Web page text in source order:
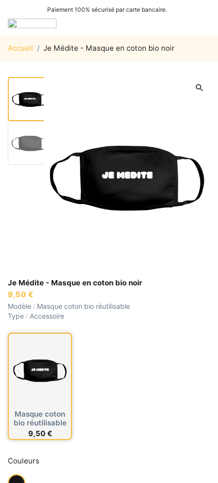
Paiement 100% sécurisé par carte bancaire.
Accueil / Je Médite - Masque en coton bio noir
Je Médite - Masque en coton bio noir
9,50 €
Modèle : Masque coton bio réutilisable
Type : Accessoire
Masque coton
bio réutilisable
9,50 €
Couleurs